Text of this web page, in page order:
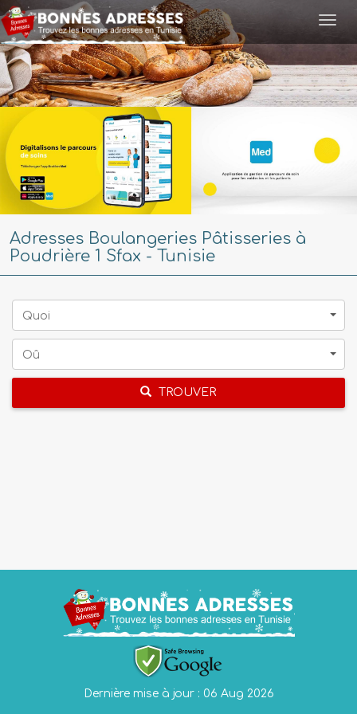
Adresses Boulangeries Pâtisseries à
Poudrière 1 Sfax - Tunisie
Quoi
Oû
TROUVER
Dernière mise à jour : 06 Aug 2026